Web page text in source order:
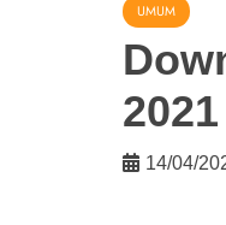
UMUM
2021
14/04/